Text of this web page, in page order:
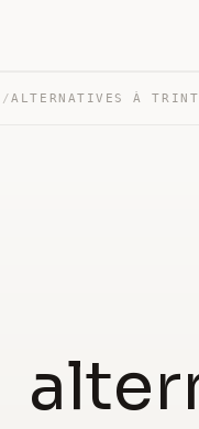
/ALTERNATIVES À TRINT